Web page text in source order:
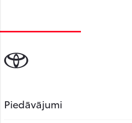
Piedāvājumi